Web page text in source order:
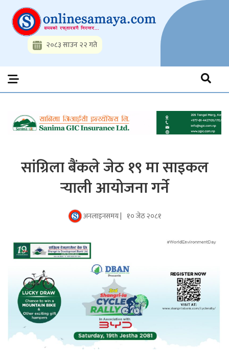
content
Onlinesamaya.com
Nepal News Portal, Business, Hot News, Interview, Opinions,
Politics, Science, Technology, Social, Media, Sports, Youth, Model
Watch, Movies
२०८३ साउन २२ गते
सांग्रिला बैंकले जेठ १९ मा साइकल
र्‍याली आयोजना गर्ने
अनलाइनसमय | १० जेठ २०८१